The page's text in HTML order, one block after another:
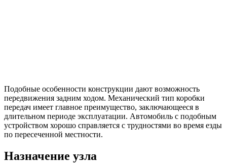
Подобные особенности конструкции дают возможность
передвижения задним ходом. Механический тип коробки
передач имеет главное преимущество, заключающееся в
длительном периоде эксплуатации. Автомобиль с подобным
устройством хорошо справляется с трудностями во время езды
по пересеченной местности.
Назначение узла